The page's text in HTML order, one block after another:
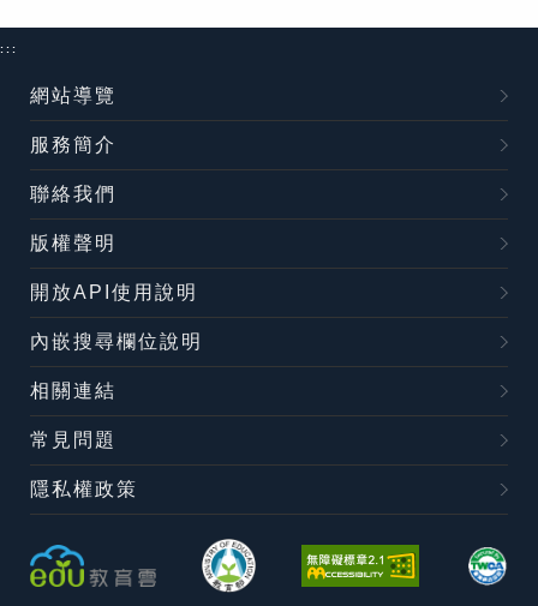
:::
網站導覽
服務簡介
聯絡我們
版權聲明
開放API使用說明
內嵌搜尋欄位說明
相關連結
常見問題
隱私權政策